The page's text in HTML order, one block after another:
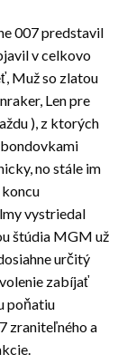
007 predstavil
v celkovo
Muž so zlatou
Len pre
), z ktorých
no stále im
vystriedal
štúdia MGM už
určitý
zabíjať
poňatiu
zraniteľného a